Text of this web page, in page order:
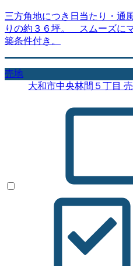
三方角地につき日当たり・
りの約３６坪。 スムーズに
築条件付き。
売地
大和市中央林間５丁目